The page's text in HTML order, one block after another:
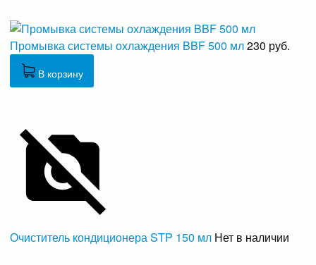
Промывка системы охлаждения BBF 500 мл230 руб.
В корзину
Очиститель кондиционера STP 150 мл Нет в наличии